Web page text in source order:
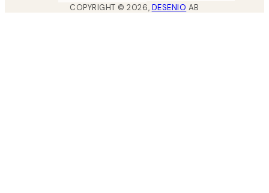
COPYRIGHT ©2026, DESENIO AB